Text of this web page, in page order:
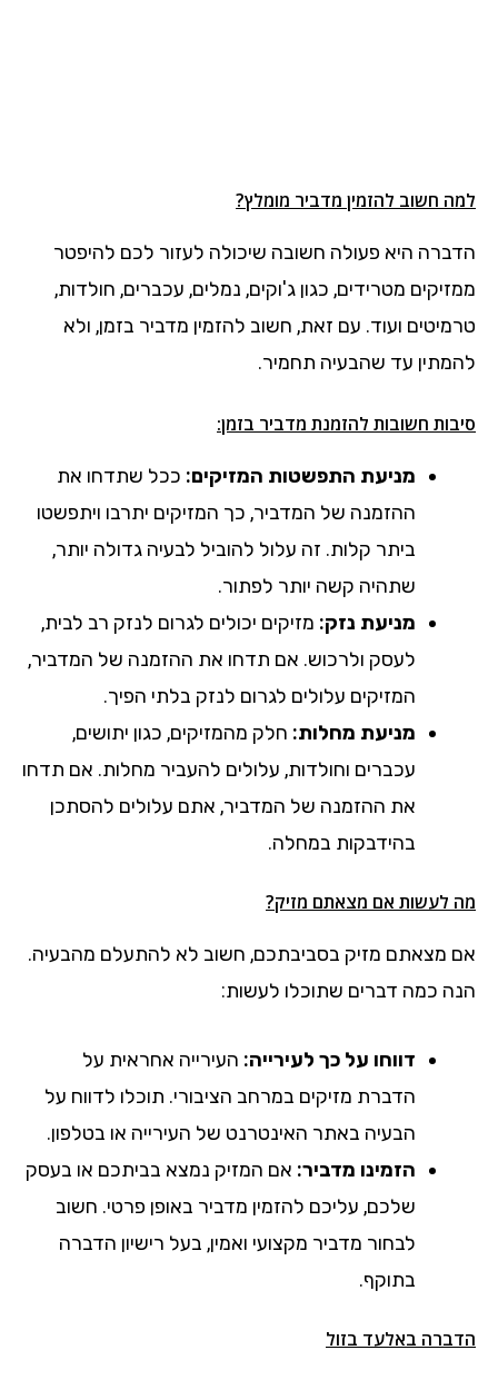
למה חשוב להזמין מדביר מומלץ?
הדברה היא פעולה חשובה שיכולה לעזור לכם להיפטר
ממזיקים מטרידים, כגון ג'וקים, נמלים, עכברים, חולדות,
טרמיטים ועוד. עם זאת, חשוב להזמין מדביר בזמן, ולא
להמתין עד שהבעיה תחמיר.
סיבות חשובות להזמנת מדביר בזמן:
מניעת התפשטות המזיקים: ככל שתדחו את
ההזמנה של המדביר, כך המזיקים יתרבו ויתפשטו
ביתר קלות. זה עלול להוביל לבעיה גדולה יותר,
שתהיה קשה יותר לפתור.
מניעת נזק: מזיקים יכולים לגרום לנזק רב לבית,
לעסק ולרכוש. אם תדחו את ההזמנה של המדביר,
המזיקים עלולים לגרום לנזק בלתי הפיך.
מניעת מחלות: חלק מהמזיקים, כגון יתושים,
עכברים וחולדות, עלולים להעביר מחלות. אם תדחו
את ההזמנה של המדביר, אתם עלולים להסתכן
בהידבקות במחלה.
מה לעשות אם מצאתם מזיק?
אם מצאתם מזיק בסביבתכם, חשוב לא להתעלם מהבעיה.
הנה כמה דברים שתוכלו לעשות:
דווחו על כך לעירייה: העירייה אחראית על
הדברת מזיקים במרחב הציבורי. תוכלו לדווח על
הבעיה באתר האינטרנט של העירייה או בטלפון.
הזמינו מדביר: אם המזיק נמצא בביתכם או בעסק
שלכם, עליכם להזמין מדביר באופן פרטי. חשוב
לבחור מדביר מקצועי ואמין, בעל רישיון הדברה
בתוקף.
הדברה באלעד בזול